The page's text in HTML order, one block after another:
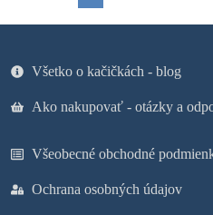
Všetko o kačičkách - blog
Ako nakupovať - otázky a
Všeobecné obchodné
Ochrana osobných údajov